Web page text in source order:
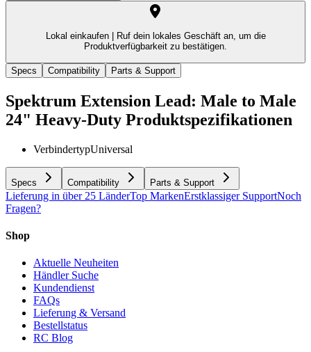
Lokal einkaufen |
Ruf dein lokales Geschäft an, um die
Produktverfügbarkeit zu bestätigen.
Specs Compatibility Parts & Support
Spektrum Extension Lead: Male to Male
24" Heavy-Duty Produktspezifikationen
VerbindertypUniversal
Specs Compatibility Parts & Support
Lieferung in über 25 LänderTop MarkenErstklassiger SupportNoch
Fragen?
Shop
Aktuelle Neuheiten
Händler Suche
Kundendienst
FAQs
Lieferung & Versand
Bestellstatus
RC Blog